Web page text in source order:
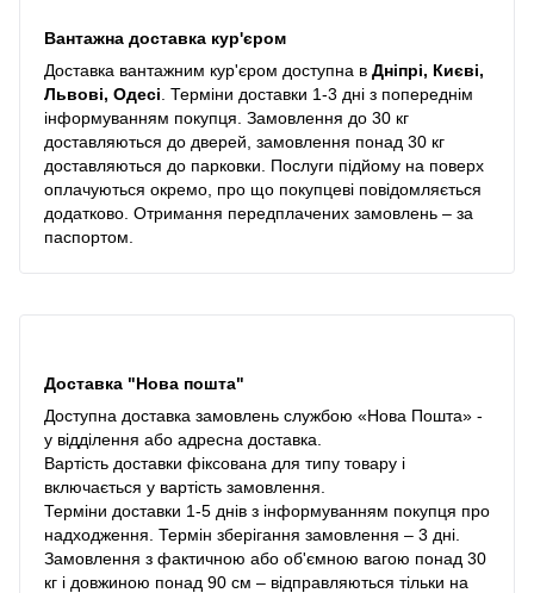
Вантажна доставка кур'єром
Доставка вантажним кур'єром доступна в Дніпрі, Києві,
Львові, Одесі . Терміни доставки 1-3 дні з попереднім
інформуванням покупця. Замовлення до 30 кг
доставляються до дверей, замовлення понад 30 кг
доставляються до парковки. Послуги підйому на поверх
оплачуються окремо, про що покупцеві повідомляється
додатково. Отримання передплачених замовлень – за
паспортом.
Доставка "Нова пошта"
Доступна доставка замовлень службою «Нова Пошта» -
у відділення або адресна доставка.
Вартість доставки фіксована для типу товару і
включається у вартість замовлення.
Терміни доставки 1-5 днів з інформуванням покупця про
надходження. Термін зберігання замовлення – 3 дні.
Замовлення з фактичною або об'ємною вагою понад 30
кг і довжиною понад 90 см – відправляються тільки на